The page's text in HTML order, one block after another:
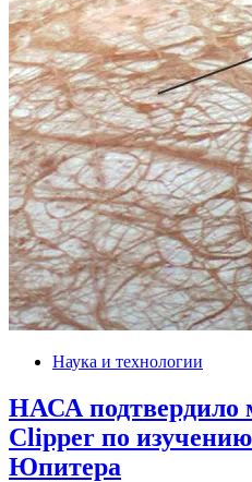
Наука и технологии
НАСА подтвердило
Clipper по
Юпитера